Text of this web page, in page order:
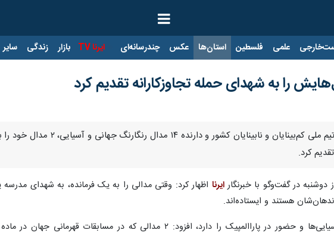
علمی فلسطین استان‌ها عکس چندرسانه‌ای ایرنا TV بازار زندگی سایر
را به شهدای حمله تجاوزکارانه تقدیم کرد
همدان- ایرنا- "حمید اسلامی"
کرد.
دوشنبه در گفت‌وگو با خبرنگارایرنا اظهار کرد: وقتی مدالی را به یک فرمانده، به شهدای
هستند و ایستاده‌اند.